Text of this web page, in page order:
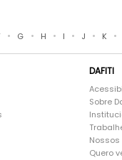
• G • H • I • J • K •
DAFITI
Sobre
Quero